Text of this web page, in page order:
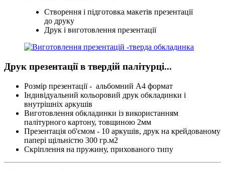
Створення і підготовка макетів презентації
до друку
Друк і виготовлення презентації
Друк презентації в твердій палітурці...
Розмір презентації - альбомний А4 формат
Індивідуальний кольоровий друк обкладинки і
внутрішніх аркушів
Виготовлення обкладинки із використанням
палітурного картону, товщиною 2мм
Презентація об'ємом - 10 аркушів, друк на крейдованому
папері щільністю 300 гр.м2
Скріплення на пружину, прихованого типу